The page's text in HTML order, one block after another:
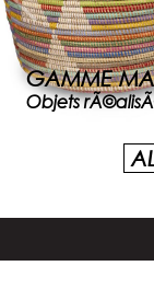
GAMME
Objets